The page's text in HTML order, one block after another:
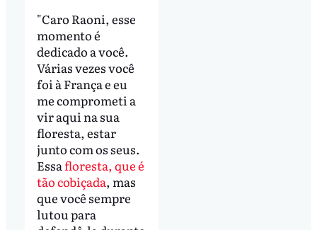
"Caro Raoni, esse
momento é
dedicado a você.
Várias vezes você
foi à França e eu
me comprometi a
vir aqui na sua
floresta, estar
junto com os seus.
Essa floresta, que é
tão cobiçada, mas
que você sempre
lutou para